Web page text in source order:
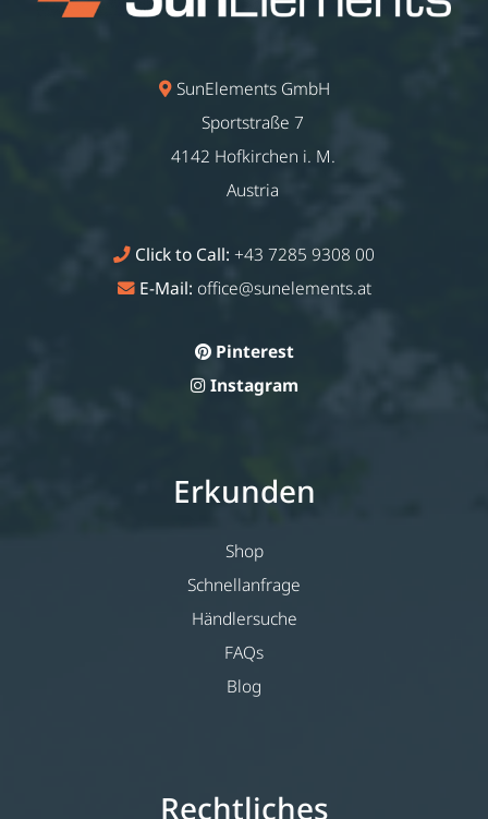
SunElements GmbH
Sportstraße 7
4142 Hofkirchen i. M.
Austria
Click to Call: +43 7285 9308 00
E-Mail: office@sunelements.at
Pinterest
Instagram
Erkunden
Shop
Schnellanfrage
Händlersuche
FAQs
Blog
Rechtliches